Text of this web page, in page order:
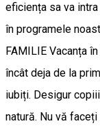
eficiența sa va
în programele
FAMILIE Vacanța
încât deja de la
iubiți. Desigur
natură. Nu vă